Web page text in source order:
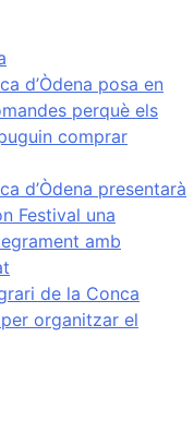
d’Òdena posa en
perquè els
comprar
d’Òdena presentarà
Festival una
amb
de la Conca
organitzar el